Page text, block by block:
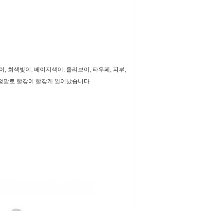
, 회색빛이, 베이지색이, 올리브이, 타우페, 피부,
말로 빨갛어 빨갛게 일어났습니다